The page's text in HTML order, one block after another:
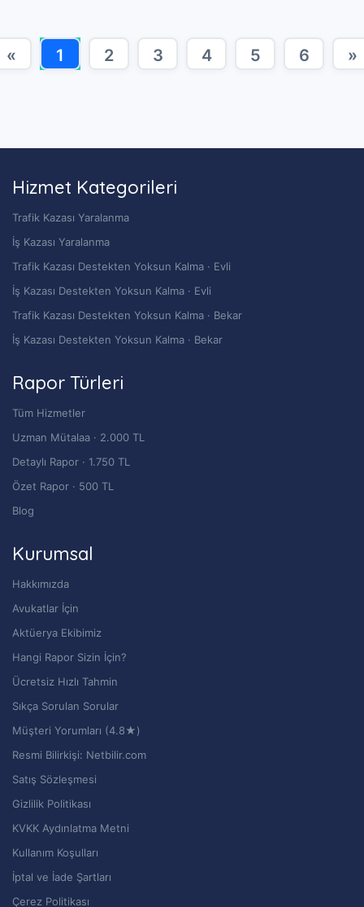
« 1 2 3 4 5 6 »
Hizmet Kategorileri
Trafik Kazası Yaralanma
İş Kazası Yaralanma
Trafik Kazası Destekten Yoksun Kalma · Evli
İş Kazası Destekten Yoksun Kalma · Evli
Trafik Kazası Destekten Yoksun Kalma · Bekar
İş Kazası Destekten Yoksun Kalma · Bekar
Rapor Türleri
Tüm Hizmetler
Uzman Mütalaa · 2.000 TL
Detaylı Rapor · 1.750 TL
Özet Rapor · 500 TL
Blog
Kurumsal
Hakkımızda
Avukatlar İçin
Aktüerya Ekibimiz
Hangi Rapor Sizin İçin?
Ücretsiz Hızlı Tahmin
Sıkça Sorulan Sorular
Müşteri Yorumları (4.8★)
Resmi Bilirkişi: Netbilir.com
Satış Sözleşmesi
Gizlilik Politikası
KVKK Aydınlatma Metni
Kullanım Koşulları
İptal ve İade Şartları
Çerez Politikası